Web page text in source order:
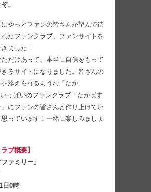
。
にやっとファンの皆さんが望んで待
れたファンクラブ、ファンサイトを
ました！
だけあって、本当に自信をもって
きるサイトになりました。皆さんの
添えられるような「たか
っぱいのファンクラブ「たかぱす
」にファンの皆さんと作り上げてい
っています！一緒に楽しみましょ
ブ概要】
ファミリー」
日0時